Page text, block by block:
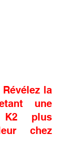
la
une
K2 plus
chez